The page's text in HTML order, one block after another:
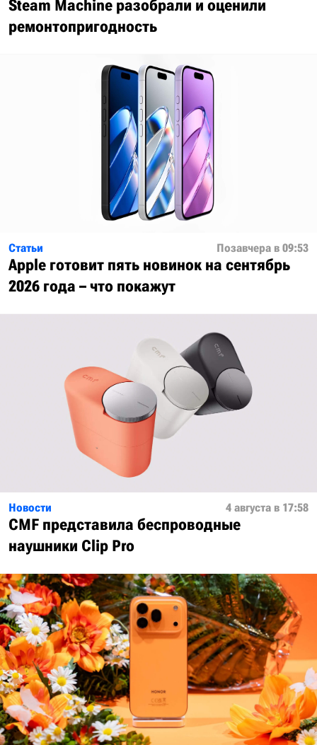
Steam Machine разобрали и оценили
ремонтопригодность
Статьи Позавчера в 09:53
Apple готовит пять новинок на сентябрь
2026 года – что покажут
Новости 4 августа в 17:58
CMF представила беспроводные
наушники Clip Pro